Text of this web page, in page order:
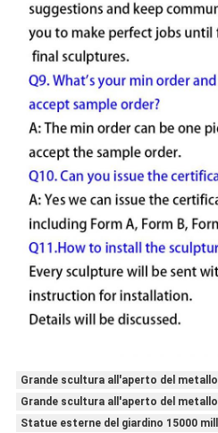
Grande scultura all'aperto del
Grande scultura all'aperto del metallo
Statue esterne del giardino 15000